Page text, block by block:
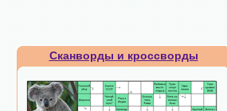
Сканворды и кроссворды